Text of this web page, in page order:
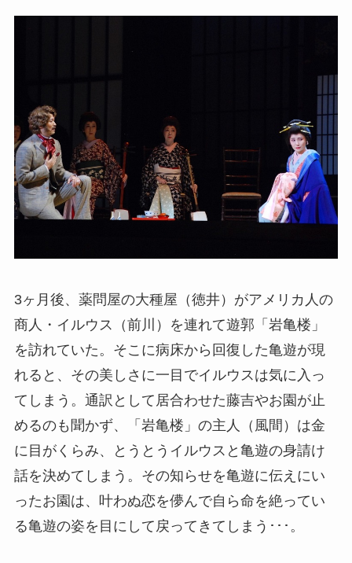
3ヶ月後、薬問屋の大種屋（徳井）がアメリカ人の
商人・イルウス（前川）を連れて遊郭「岩亀楼」
を訪れていた。そこに病床から回復した亀遊が現
れると、その美しさに一目でイルウスは気に入っ
てしまう。通訳として居合わせた藤吉やお園が止
めるのも聞かず、「岩亀楼」の主人（風間）は金
に目がくらみ、とうとうイルウスと亀遊の身請け
話を決めてしまう。その知らせを亀遊に伝えにい
ったお園は、叶わぬ恋を儚んで自ら命を絶ってい
る亀遊の姿を目にして戻ってきてしまう･･･。